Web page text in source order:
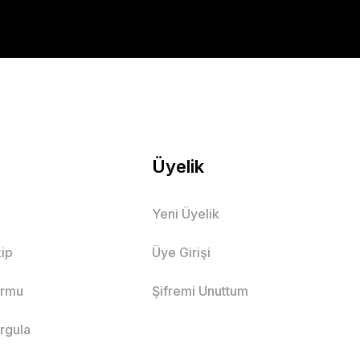
Üyelik
Yeni Üyelik
Üye Girişi
Şifremi Unuttum